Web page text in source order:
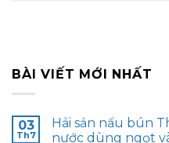
BÀI VIẾT MỚI NHẤT
03
Th7
Hải sản nấu bún
nước dùng ngọt